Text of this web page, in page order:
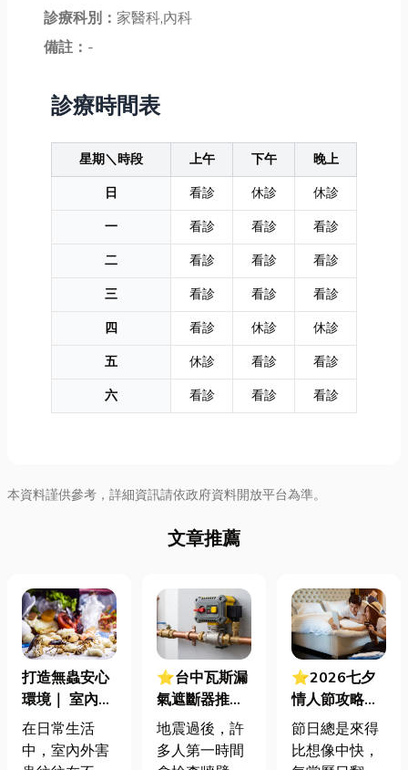
診療科別： 家醫科,內科
備註： -
診療時間表
星期＼時段 上午 下午
晚上
日
看診 休診
休診
一
看診 看診
看診
二
看診 看診
看診
三
看診 看診
看診
四
看診 休診
休診
五
休診 看診
看診
六
看診 看診 看診
本資料謹供參考，詳細資訊請依政府資料開放平台為準。
文章推薦
打造無蟲安心
環境｜ 室內外
害蟲防治全攻
略
在日常生活
中，室內外害
⭐台中瓦斯漏
氣遮斷器推薦
廠商在這！地
震氣爆怎麼
防？警報器與
地震過後，許
多人第一時間
⭐2026七夕
情人節攻略！
七夕送什麼不
踩雷？限定甜
點哪裡買？台
節日總是來得
比想像中快，